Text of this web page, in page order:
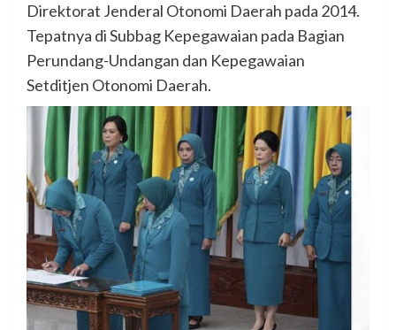
Direktorat Jenderal Otonomi Daerah pada 2014.
Tepatnya di Subbag Kepegawaian pada Bagian
Perundang-Undangan dan Kepegawaian
Setditjen Otonomi Daerah.